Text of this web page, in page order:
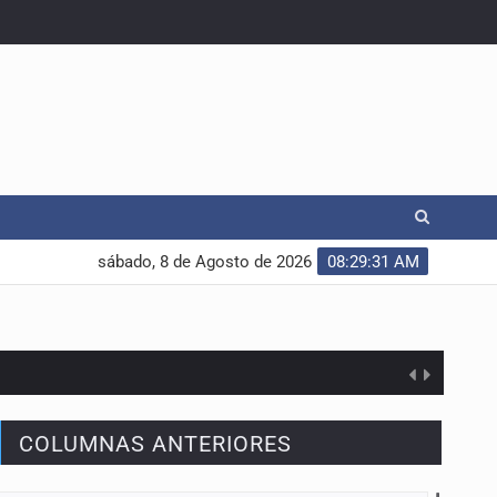
08:29:32 AM
sábado, 8 de Agosto de 2026
COLUMNAS ANTERIORES